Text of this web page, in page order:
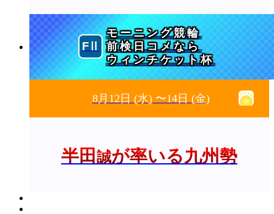
モーニング競輪
前検日コメなら
ウィンチケット杯
8月12日(水) 〜14日(金)
半田誠が率いる九州勢